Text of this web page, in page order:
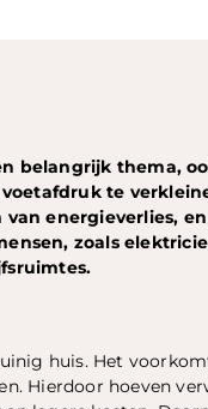
belangrijk thema,
te
energieverlies,
zoals
huis. Het
Hierdoor hoeven